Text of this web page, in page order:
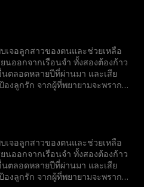
เจอลูกสาวของตนและช่วยเหลือ
นออกจากเรือนจำ ทั้งสองต้องก้าว
ตลอดหลายปีที่ผ่านมา และเสีย
องลูกรัก จากผู้ที่พยายามจะพราก
เจอลูกสาวของตนและช่วยเหลือ
นออกจากเรือนจำ ทั้งสองต้องก้าว
ตลอดหลายปีที่ผ่านมา และเสีย
องลูกรัก จากผู้ที่พยายามจะพราก